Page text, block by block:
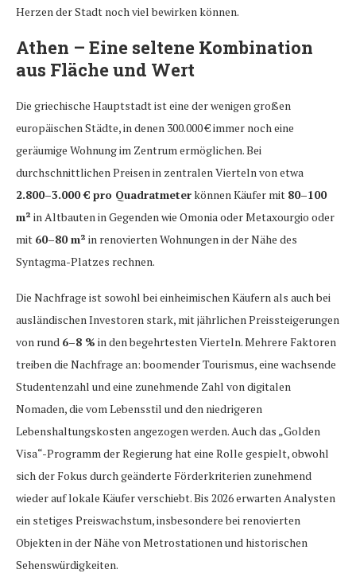
Herzen der Stadt noch viel bewirken können.
Athen – Eine seltene Kombination
aus Fläche und Wert
Die griechische Hauptstadt ist eine der wenigen großen
europäischen Städte, in denen 300.000 € immer noch eine
geräumige Wohnung im Zentrum ermöglichen. Bei
durchschnittlichen Preisen in zentralen Vierteln von etwa
2.800–3.000 € pro Quadratmeterkönnen Käufer mit 80–100
m² in Altbauten in Gegenden wie Omonia oder Metaxourgio oder
mit 60–80 m² in renovierten Wohnungen in der Nähe des
Syntagma-Platzes rechnen.
Die Nachfrage ist sowohl bei einheimischen Käufern als auch bei
ausländischen Investoren stark, mit jährlichen Preissteigerungen
von rund 6–8 % in den begehrtesten Vierteln. Mehrere Faktoren
treiben die Nachfrage an: boomender Tourismus, eine wachsende
Studentenzahl und eine zunehmende Zahl von digitalen
Nomaden, die vom Lebensstil und den niedrigeren
Lebenshaltungskosten angezogen werden. Auch das „Golden
Visa“-Programm der Regierung hat eine Rolle gespielt, obwohl
sich der Fokus durch geänderte Förderkriterien zunehmend
wieder auf lokale Käufer verschiebt. Bis 2026 erwarten Analysten
ein stetiges Preiswachstum, insbesondere bei renovierten
Objekten in der Nähe von Metrostationen und historischen
Sehenswürdigkeiten.